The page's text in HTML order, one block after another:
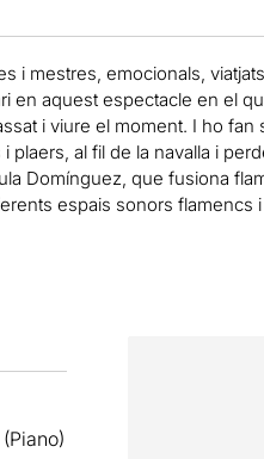
i mestres, emocionals,
en aquest espectacle en el
i viure el moment. I ho fan
al fil de la navalla i
Domínguez, que fusiona
espais sonors flamencs